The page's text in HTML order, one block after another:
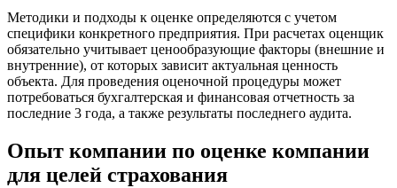
Методики и подходы к оценке определяются с учетом
специфики конкретного предприятия. При расчетах оценщик
обязательно учитывает ценообразующие факторы (внешние и
внутренние), от которых зависит актуальная ценность
объекта. Для проведения оценочной процедуры может
потребоваться бухгалтерская и финансовая отчетность за
последние 3 года, а также результаты последнего аудита.
Опыт компании по оценке компании
для целей страхования
Воткинск
Всеволожск
Выборг
Выкса
Вязники
Вязьма
Гай
Гатчина